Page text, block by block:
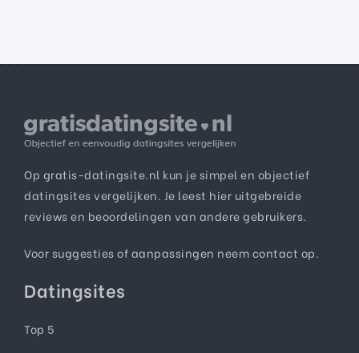
Op gratis-datingsite.nl kun je simpel en objectief
datingsites vergelijken. Je leest hier uitgebreide
reviews en beoordelingen van andere gebruikers.
Voor suggesties of aanpassingen neemcontact op.
Datingsites
Top 5